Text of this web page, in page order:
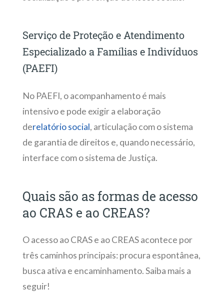
Serviço de Proteção e Atendimento
Especializado a Famílias e Indivíduos
(PAEFI)
No PAEFI, o acompanhamento é mais
intensivo e pode exigir a elaboração
derelatório social, articulação com o sistema
de garantia de direitos e, quando necessário,
interface com o sistema de Justiça.
Quais são as formas de acesso
ao CRAS e ao CREAS?
O acesso ao CRAS e ao CREAS acontece por
três caminhos principais: procura espontânea,
busca ativa e encaminhamento. Saiba mais a
seguir!